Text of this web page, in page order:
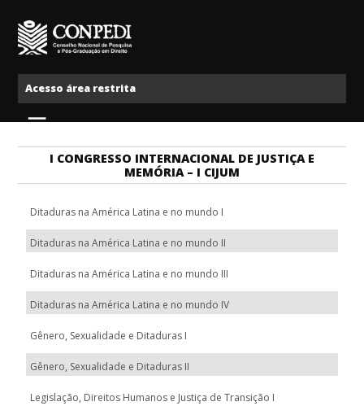
Acesso área restrita
Menu
I CONGRESSO INTERNACIONAL DE JUSTIÇA E
MEMÓRIA – I CIJUM
Ditaduras na América Latina e no mundo I
Ditaduras na América Latina e no mundo II
Ditaduras na América Latina e no mundo III
Ditaduras na América Latina e no mundo IV
Gênero, Sexualidade e Ditaduras I
Gênero, Sexualidade e Ditaduras II
Legislação, Direitos Humanos e Justiça de Transição I